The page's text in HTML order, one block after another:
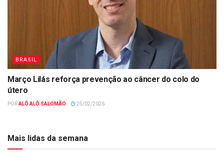
BRASIL
Março Lilás reforça prevenção ao câncer do colo do
útero
PORALÔ ALÔ SALOMÃO 25/02/2026
Mais lidas da semana